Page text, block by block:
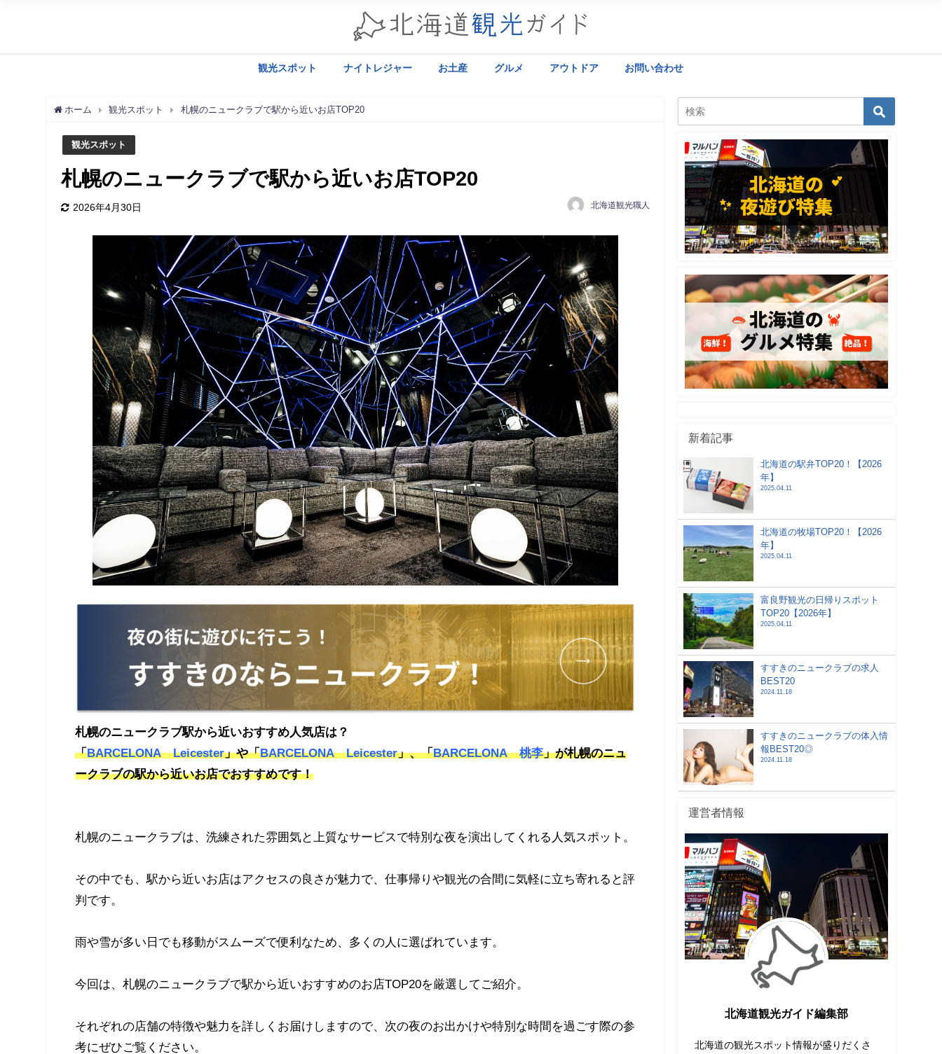
観光スポット ナイトレジャー お土産 グルメ アウトドア お問い合わせ
ホーム 観光スポット 札幌のニュークラブで駅から近いお店TOP20
観光スポット
札幌のニュークラブで駅から近いお店TOP20
2026年4月30日 北海道観光職人
札幌のニュークラブ駅から近いおすすめ人気店は？
「BARCELONA Leicester」や「BARCELONA Leicester」、「BARCELONA 桃李」が札幌のニュ
ークラブの駅から近いお店でおすすめです！
札幌のニュークラブは、洗練された雰囲気と上質なサービスで特別な夜を演出してくれる人気スポット。
その中でも、駅から近いお店はアクセスの良さが魅力で、仕事帰りや観光の合間に気軽に立ち寄れると評
判です。
雨や雪が多い日でも移動がスムーズで便利なため、多くの人に選ばれています。
今回は、札幌のニュークラブで駅から近いおすすめのお店TOP20を厳選してご紹介。
それぞれの店舗の特徴や魅力を詳しくお届けしますので、次の夜のお出かけや特別な時間を過ごす際の参
考にぜひご覧ください。
新着記事
北海道の駅弁TOP20！【2026
年】
2025.04.11
北海道の牧場TOP20！【2026
年】
2025.04.11
富良野観光の日帰りスポット
TOP20【2026年】
2025.04.11
すすきのニュークラブの求人
BEST20
2024.11.18
すすきのニュークラブの体入情
報BEST20◎
2024.11.18
運営者情報
北海道観光ガイド編集部
北海道の観光スポット情報が盛りだくさ